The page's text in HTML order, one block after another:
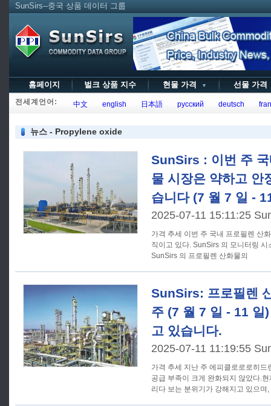
SunSirs--중국 상품 데이터 그룹
홈페이지 벌크 상품 지수 현물 가격 ▼ 선물 가
전세계언어: 中文 english 日本語 русский deutsch
뉴스 - Propylene oxide
SunSirs : 이번 주
물 시장은 약하고 안
습니다 (7 월 7 일 -
2025-07-11 15:11:25
가격 추세 이번 주 국내 프로필렌 산화물 시장은 약하고 안정적으로 움
직이고 있다. SunSirs 의 모니터링
SunSirs 의 프로필렌 산화물의
SunSirs: 프로필렌
주 (7 월 7 일 - 11 일
고 있습니다.
2025-07-11 11:19:55
가격 추세 지난 주 에피클로로로히드린 가격이 높은 수준으로 상승해
공급 부족이 크게 완화되지 않았다.
리다 보는 분위기가 강해지고 있으